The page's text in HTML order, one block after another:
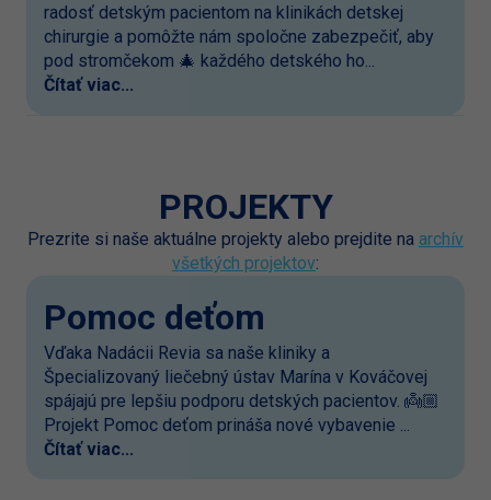
radosť detským pacientom na klinikách detskej
chirurgie a pomôžte nám spoločne zabezpečiť, aby
pod stromčekom 🎄 každého detského ho...
Čítať viac...
PROJEKTY
Prezrite si naše aktuálne projekty alebo prejdite na archív
všetkých projektov:
Pomoc deťom
Vďaka Nadácii Revia sa naše kliniky a
Špecializovaný liečebný ústav Marína v Kováčovej
spájajú pre lepšiu podporu detských pacientov. 👼🏼
Projekt Pomoc deťom prináša nové vybavenie ...
Čítať viac...